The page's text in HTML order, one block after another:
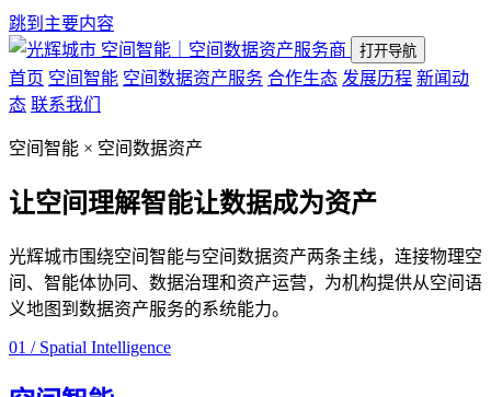
跳到主要内容
空间智能｜空间数据资产服务商
打开导航
首页 空间智能 空间数据资产服务 合作生态 发展历程 新闻动
态 联系我们
空间智能 × 空间数据资产
让空间理解智能让数据成为资产
光辉城市围绕空间智能与空间数据资产两条主线，连接物理空
间、智能体协同、数据治理和资产运营，为机构提供从空间语
义地图到数据资产服务的系统能力。
01 / Spatial Intelligence